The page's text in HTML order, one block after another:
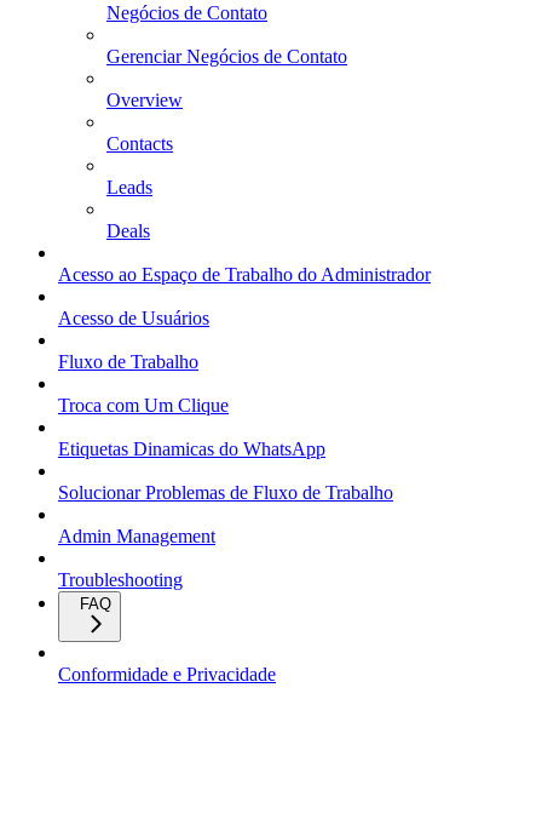
Negócios de Contato
Gerenciar Negócios de Contato
Overview
Contacts
Leads
Deals
Acesso ao Espaço de Trabalho do Administrador
Acesso de Usuários
Fluxo de Trabalho
Troca com Um Clique
Etiquetas Dinamicas do WhatsApp
Solucionar Problemas de Fluxo de Trabalho
Admin Management
Troubleshooting
FAQ
Conformidade e Privacidade